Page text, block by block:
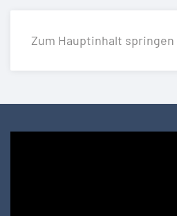
Zum Hauptinhalt springen